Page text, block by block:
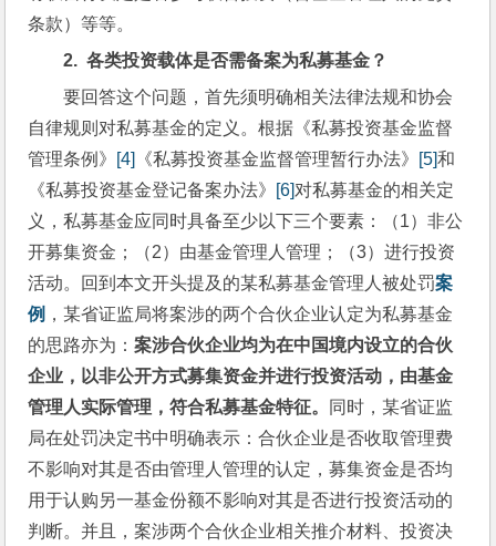
条款）等等。
2. 各类投资载体是否需备案为私募基金？
要回答这个问题，首先须明确相关法律法规和协会
自律规则对私募基金的定义。根据《私募投资基金监督
管理条例》 [4] 《私募投资基金监督管理暂行办法》 [5]和
《私募投资基金登记备案办法》 [6]对私募基金的相关定
义，私募基金应同时具备至少以下三个要素：（1）非公
开募集资金；（2）由基金管理人管理；（3）进行投资
活动。回到本文开头提及的某私募基金管理人被处罚案
例 ，某省证监局将案涉的两个合伙企业认定为私募基金
的思路亦为：案涉合伙企业均为在中国境内设立的合伙
企业，以非公开方式募集资金并进行投资活动，由基金
管理人实际管理，符合私募基金特征。 同时，某省证监
局在处罚决定书中明确表示：合伙企业是否收取管理费
不影响对其是否由管理人管理的认定，募集资金是否均
用于认购另一基金份额不影响对其是否进行投资活动的
判断。并且，案涉两个合伙企业相关推介材料、投资决